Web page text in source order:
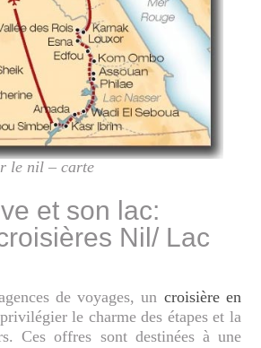
le nil – carte
et son lac:
Nil/ Lac
de voyages, un croisière en
le charme des étapes et la
Ces offres sont destinées à une